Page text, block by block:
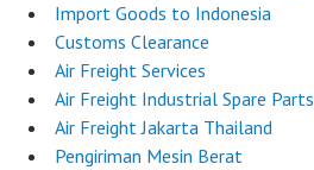
Import Goods to Indonesia
Customs Clearance
Air Freight Services
Air Freight Industrial Spare Parts
Air Freight Jakarta Thailand
Pengiriman Mesin Berat